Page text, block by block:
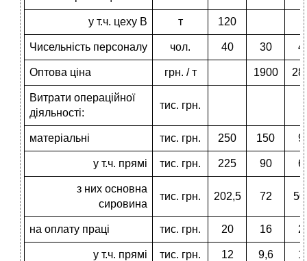
у т.ч. цеху В т 120
Чисельність персоналу чол. 40 30
Оптова ціна грн. / т 1900
Витрати операційної
діяльності:
тис. грн.
матеріальні тис. грн. 250 150
у т.ч. прямі тис. грн. 225 90
з них основна
сировина
тис. грн. 202,5 72
на оплату праці тис. грн. 20 16
у т.ч. прямі тис. грн. 12 9,6